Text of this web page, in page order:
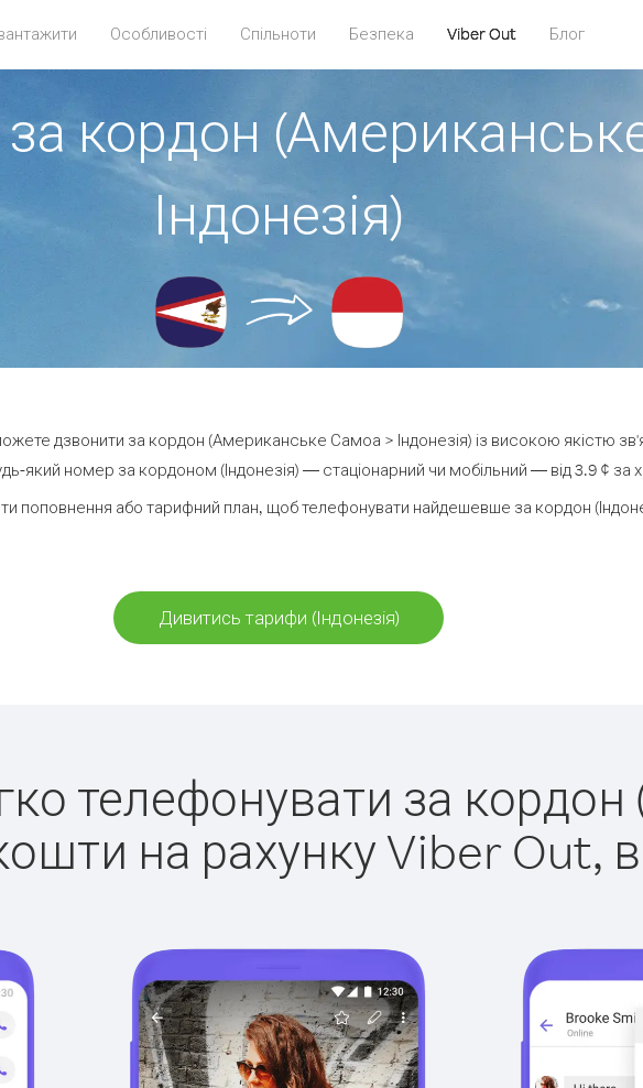
Особливості Спільноти Безпека Viber Out Блог
кордон
Індонезія)
дзвонити за кордон (Американське Самоа > Індонезія) із високою якістю
який номер за кордоном (Індонезія) — стаціонарний чи мобільний — від 3.9 ¢ за
поповнення або тарифний план, щоб телефонувати найдешевше за кордон
Дивитись тарифи (Індонезія)
телефонувати за кордон
на рахунку Viber Out,